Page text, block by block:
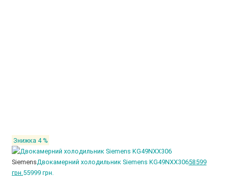
Знижка 4 %
SiemensДвокамерний холодильник Siemens KG49NXX30658599
грн.55999 грн.